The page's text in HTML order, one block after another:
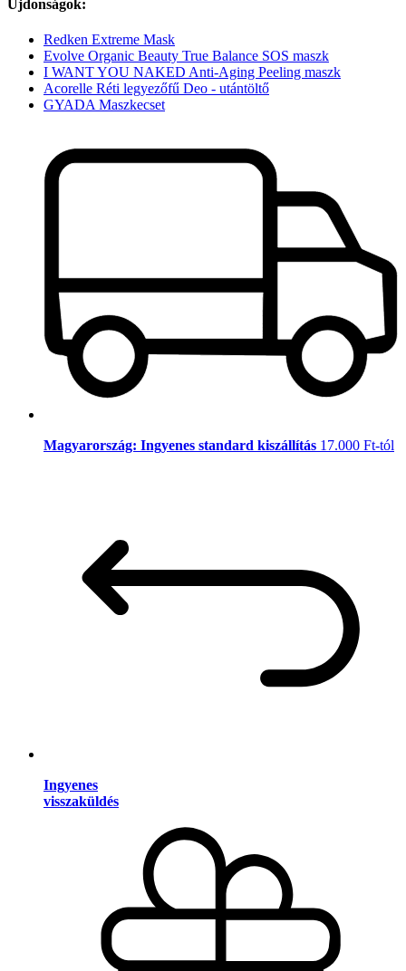
Újdonságok:
Redken Extreme Mask
Evolve Organic Beauty True Balance SOS maszk
I WANT YOU NAKED Anti-Aging Peeling maszk
Acorelle Réti legyezőfű Deo - utántöltő
GYADA Maszkecset
Magyarország: Ingyenes standard kiszállítás 17.000 Ft-tól
Ingyenes
visszaküldés